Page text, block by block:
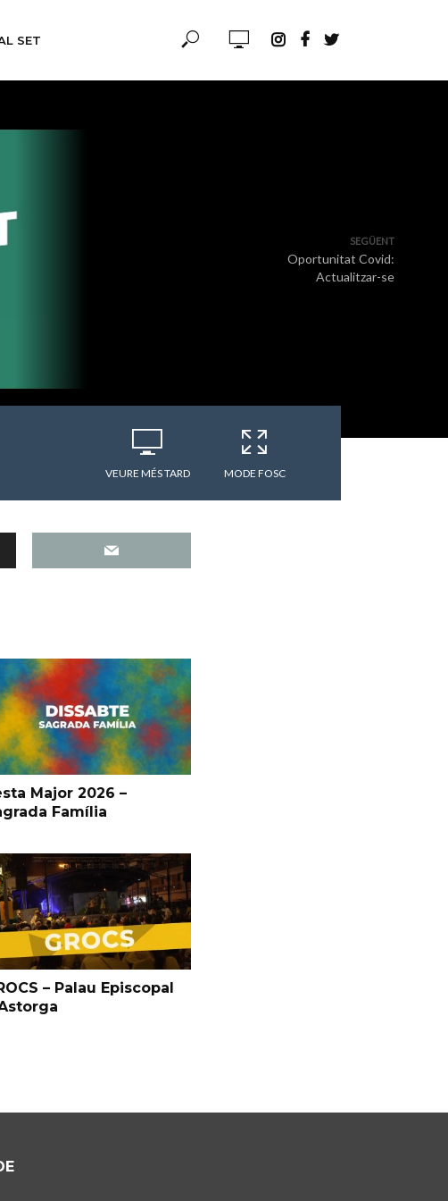
SET
SEGÜENT
Oportunitat Covid:
Actualitzar-se
VEURE MÉS TARD MODE FOSC
Major 2026 –
Família
– Palau Episcopal